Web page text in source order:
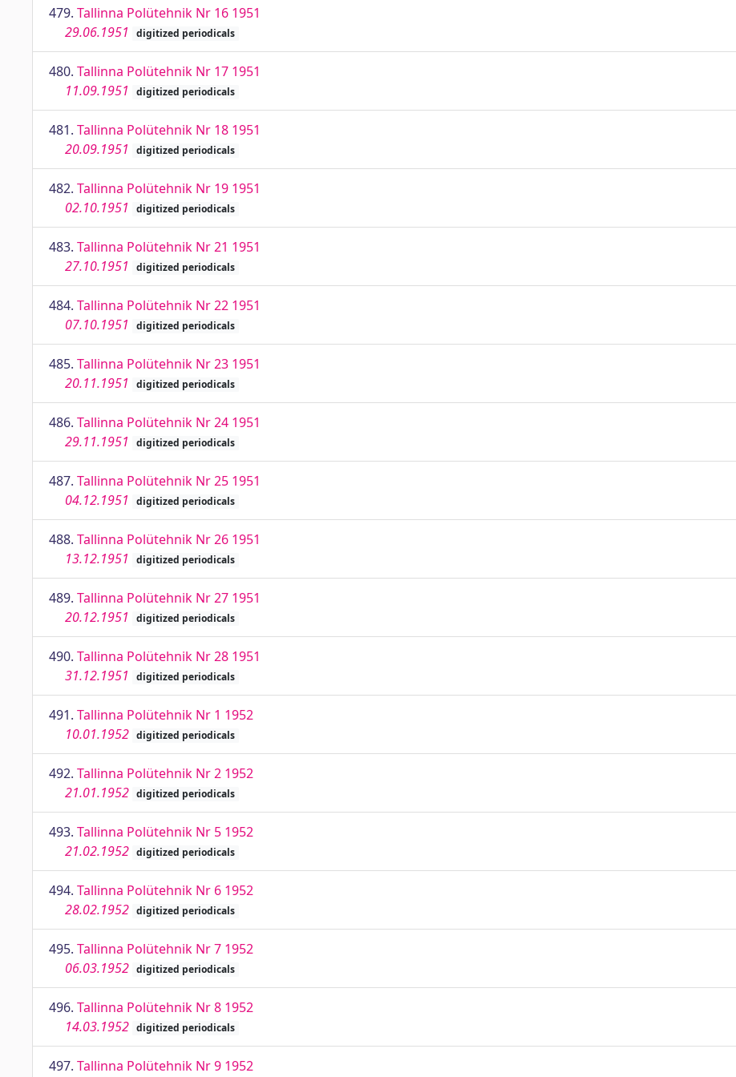
479. Tallinna Polütehnik Nr 16 1951
29.06.1951
digitized periodicals
480. Tallinna Polütehnik Nr 17 1951
11.09.1951
digitized periodicals
481. Tallinna Polütehnik Nr 18 1951
20.09.1951
digitized periodicals
482. Tallinna Polütehnik Nr 19 1951
02.10.1951
digitized periodicals
483. Tallinna Polütehnik Nr 21 1951
27.10.1951
digitized periodicals
484. Tallinna Polütehnik Nr 22 1951
07.10.1951
digitized periodicals
485. Tallinna Polütehnik Nr 23 1951
20.11.1951
digitized periodicals
486. Tallinna Polütehnik Nr 24 1951
29.11.1951
digitized periodicals
487. Tallinna Polütehnik Nr 25 1951
04.12.1951
digitized periodicals
488. Tallinna Polütehnik Nr 26 1951
13.12.1951
digitized periodicals
489. Tallinna Polütehnik Nr 27 1951
20.12.1951
digitized periodicals
490. Tallinna Polütehnik Nr 28 1951
31.12.1951
digitized periodicals
491. Tallinna Polütehnik Nr 1 1952
10.01.1952 digitized periodicals
492. Tallinna Polütehnik Nr 2 1952
21.01.1952 digitized periodicals
493. Tallinna Polütehnik Nr 5 1952
21.02.1952 digitized periodicals
494. Tallinna Polütehnik Nr 6 1952
28.02.1952 digitized periodicals
495. Tallinna Polütehnik Nr 7 1952
06.03.1952 digitized periodicals
496. Tallinna Polütehnik Nr 8 1952
14.03.1952 digitized periodicals
497. Tallinna Polütehnik Nr 9 1952